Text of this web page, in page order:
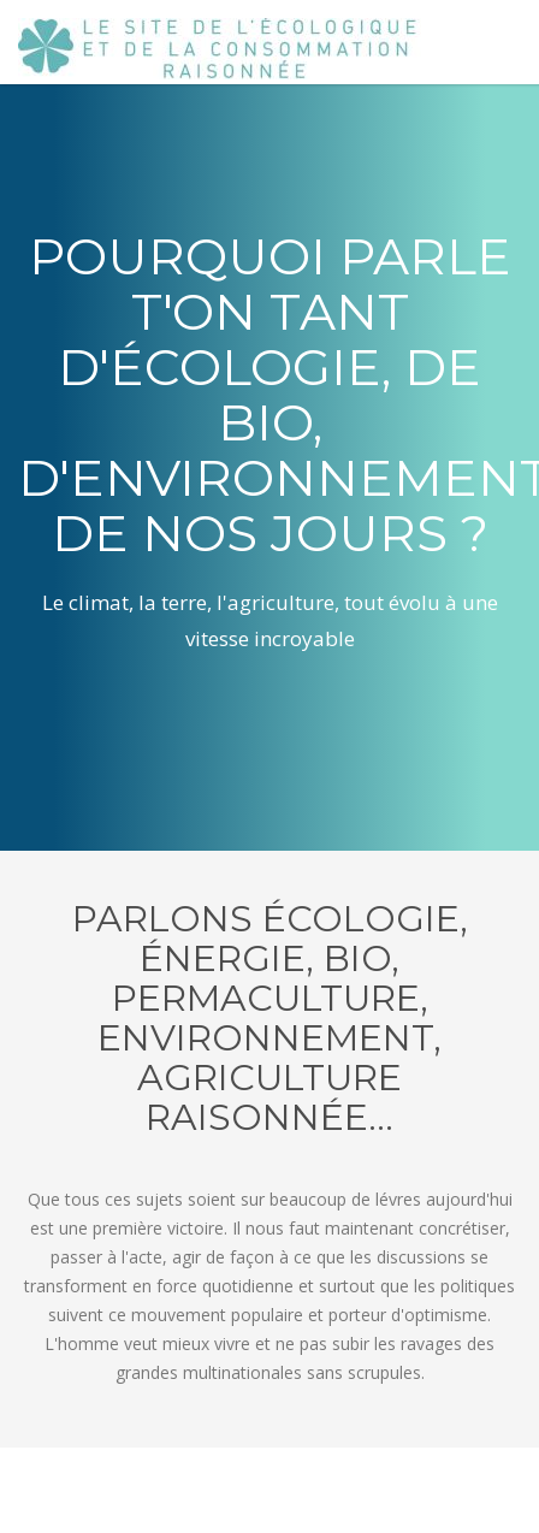
POURQUOI PARLE
T'ON TANT
D'ÉCOLOGIE, DE
BIO,
DE NOS JOURS ?
Le climat, la terre, l'agriculture, tout évolu à une
vitesse incroyable
PARLONS ÉCOLOGIE,
ÉNERGIE, BIO,
PERMACULTURE,
ENVIRONNEMENT,
AGRICULTURE
RAISONNÉE...
Que tous ces sujets soient sur beaucoup de lévres aujourd'hui
est une première victoire. Il nous faut maintenant concrétiser,
passer à l'acte, agir de façon à ce que les discussions se
transforment en force quotidienne et surtout que les politiques
suivent ce mouvement populaire et porteur d'optimisme.
L'homme veut mieux vivre et ne pas subir les ravages des
grandes multinationales sans scrupules.